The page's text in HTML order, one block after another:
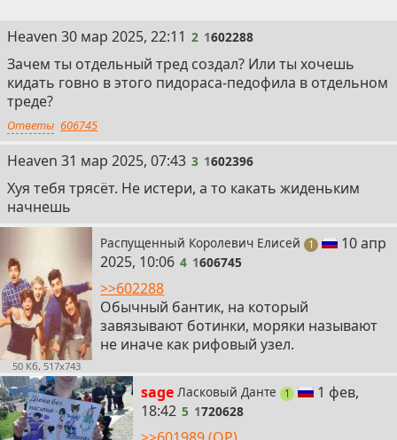
Heaven 2
30 мар 2025, 22:11 2 1602288
Зачем ты отдельный тред создал? Или ты хочешь
кидать говно в этого пидораса-педофила в отдельном
треде?
Ответы 606745
Heaven 3
31 мар 2025, 07:43 3 1602396
Хуя тебя трясёт. Не истери, а то какать жиденьким
начнешь
50 Кб, 517x743
Распущенный Королевич Елисей 1пост 4
10 апр
2025, 10:06 4 1606745
>>602288
Обычный бантик, на который
завязывают ботинки, моряки называют
не иначе как рифовый узел.
sage Ласковый Данте 1пост 5
1 фев,
18:42 5 1720628